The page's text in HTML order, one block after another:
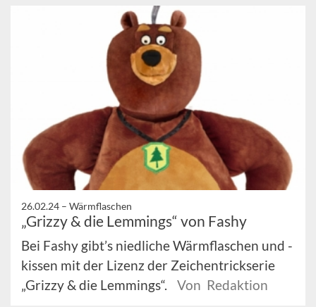
26.02.24 – Wärmflaschen
„Grizzy & die Lemmings“ von Fashy
Bei Fashy gibt’s niedliche Wärmflaschen und -
kissen mit der Lizenz der Zeichentrickserie
„Grizzy & die Lemmings“.
Von Redaktion